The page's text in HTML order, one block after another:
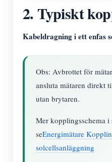
2. Typiskt
Kabeldragning i ett enfas
Obs: Avbrottet för
ansluta mätaren direkt
utan brytaren.
Mer kopplingsschema i
seEnergimätare
solcellsanläggning